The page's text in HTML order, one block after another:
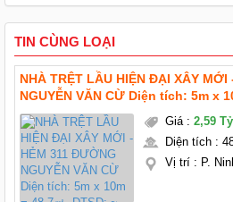
TIN CÙNG LOẠI
NHÀ TRỆT LẦU HIỆN ĐẠI XÂY
NGUYỄN VĂN CỪ Diện tích: 5m x
100m2 Giá mới : 2 tỷ 590 triệu TL chính chủ
cư hoàn công Hướng: Tây bắc
Giá: 2,59 Tỷ
Diện tích:
Vị trí: P.